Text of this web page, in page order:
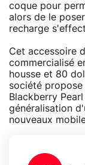
coque pour
alors de le
recharge
Cet accessoire
commercialisé
housse et 80
société propose
Blackberry
généralisation
nouveaux